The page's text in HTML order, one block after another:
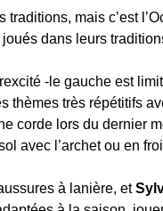
mais c’est
dans leurs
-le gauche est
thèmes très répétitifs
corde lors du dernier
avec l’archet ou en
à lanière, et